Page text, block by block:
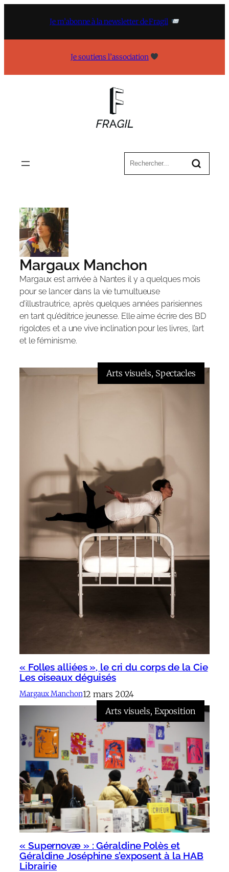
Je m’abonne à la newsletter de Fragil
Je soutiens l’association
Margaux Manchon
Margaux est arrivée à Nantes il y a quelques mois
pour se lancer dans la vie tumultueuse
d’illustrautrice, après quelques années parisiennes
en tant qu’éditrice jeunesse. Elle aime écrire des BD
rigolotes et a une vive inclination pour les livres, l’art
et le féminisme.
Arts visuels, Spectacles
« Folles alliées », le cri du corps de la Cie
Les oiseaux déguisés
Margaux Manchon12 mars 2024
Arts visuels, Exposition
« Supernovæ » : Géraldine Polès et
Géraldine Joséphine s’exposent à la HAB
Librairie